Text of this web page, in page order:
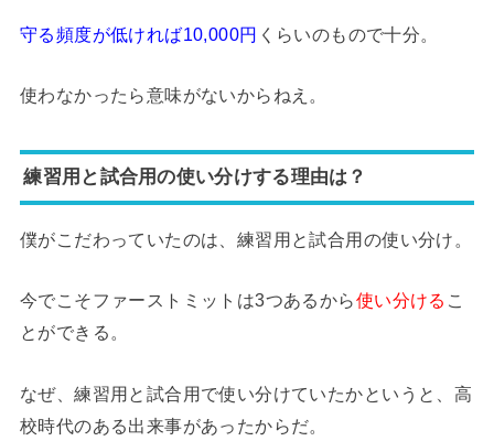
守る頻度が低ければ10,000円 くらいのもので十分。
使わなかったら意味がないからねえ。
練習用と試合用の使い分けする理由は？
僕がこだわっていたのは、練習用と試合用の使い分け。
今でこそファーストミットは3つあるから使い分ける こ
とができる。
なぜ、練習用と試合用で使い分けていたかというと、高
校時代のある出来事があったからだ。